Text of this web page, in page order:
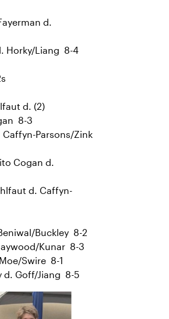
d.
Horky/Liang 8-4
d. (2)
8-3
Caffyn-Parsons/Zink
Cogan d.
d. Caffyn-
Buckley 8-2
Kunar 8-3
Swire 8-1
d. Goff/Jiang 8-5